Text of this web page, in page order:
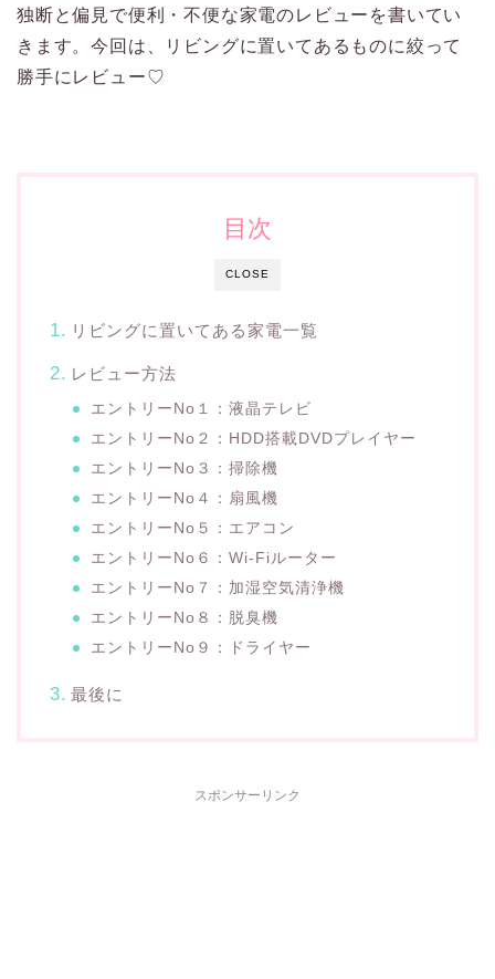
独断と偏見で便利・不便な家電のレビューを書いてい
きます。今回は、リビングに置いてあるものに絞って
勝手にレビュー♡
CLOSE
目次
リビングに置いてある家電一覧
レビュー方法
エントリーNo１：液晶テレビ
エントリーNo２：HDD搭載DVDプレイヤー
エントリーNo３：掃除機
エントリーNo４：扇風機
エントリーNo５：エアコン
エントリーNo６：Wi-Fiルーター
エントリーNo７：加湿空気清浄機
エントリーNo８：脱臭機
エントリーNo９：ドライヤー
最後に
スポンサーリンク